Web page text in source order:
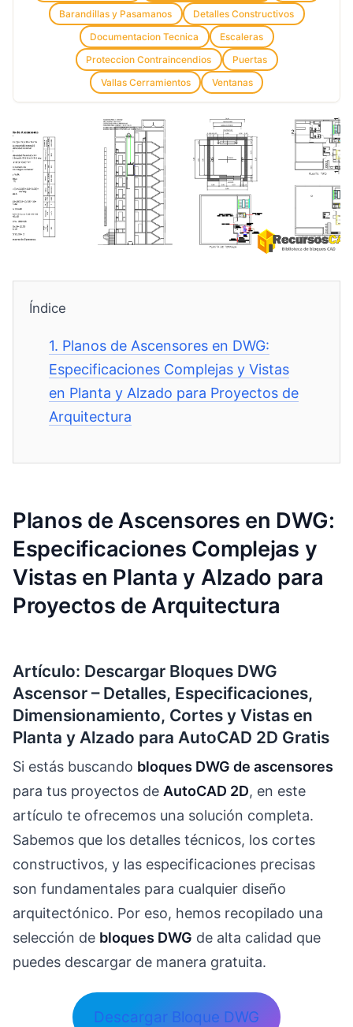
Barandillas y Pasamanos
Detalles Constructivos
Documentacion Tecnica
Escaleras
Proteccion Contraincendios
Puertas
Vallas Cerramientos
Ventanas
Índice
1. Planos de Ascensores en DWG:
Especificaciones Complejas y Vistas
en Planta y Alzado para Proyectos de
Arquitectura
Planos de Ascensores en DWG:
Especificaciones Complejas y
Vistas en Planta y Alzado para
Proyectos de Arquitectura
Artículo: Descargar Bloques DWG
Ascensor – Detalles, Especificaciones,
Dimensionamiento, Cortes y Vistas en
Planta y Alzado para AutoCAD 2D Gratis
Si estás buscando bloques DWG de ascensores
para tus proyectos de AutoCAD 2D, en este
artículo te ofrecemos una solución completa.
Sabemos que los detalles técnicos, los cortes
constructivos, y las especificaciones precisas
son fundamentales para cualquier diseño
arquitectónico. Por eso, hemos recopilado una
selección de bloques DWG de alta calidad que
puedes descargar de manera gratuita.
Descargar Bloque DWG